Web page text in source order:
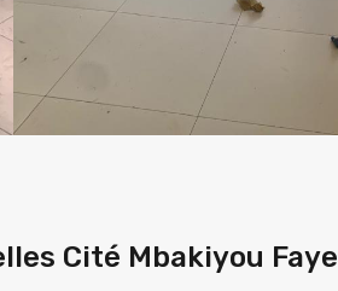
Cité Mbakiyou Faye